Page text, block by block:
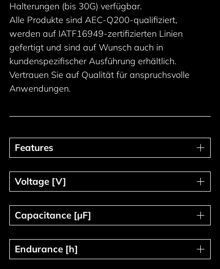
Halterungen (bis 30G) verfügbar.
Alle Produkte sind AEC-Q200-qualifiziert,
werden auf IATF16949-zertifizierten Linien
gefertigt und sind auf Wunsch auch in
kundenspezifischer Ausführung erhältlich.
Vertrauen Sie auf Qualität für anspruchsvolle
Anwendungen.
Features
Features
Voltage [V]
Voltage [V]
Capacitance [µF]
Capacitance [µF]
Endurance [h]
Endurance [h]